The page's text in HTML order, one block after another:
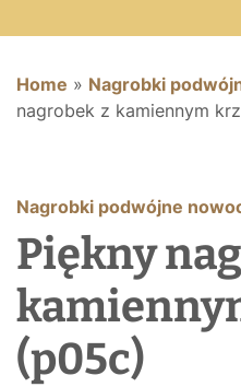
Home » Nagrobki
nagrobek z kamiennym
Nagrobki podwójne
Piękny
(p05c)